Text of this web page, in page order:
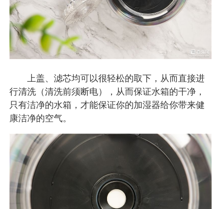
上盖、滤芯均可以很轻松的取下，从而直接进
行清洗（清洗前须断电），从而保证水箱的干净，
只有洁净的水箱，才能保证你的加湿器给你带来健
康洁净的空气。